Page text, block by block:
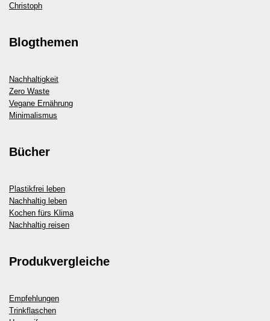
Christoph
Blogthemen
Nachhaltigkeit
Zero Waste
Vegane Ernährung
Minimalismus
Bücher
Plastikfrei leben
Nachhaltig leben
Kochen fürs Klima
Nachhaltig reisen
Produkvergleiche
Empfehlungen
Trinkflaschen